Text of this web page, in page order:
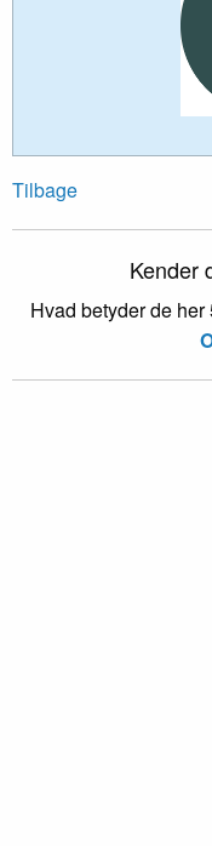
Tilbage
Kender
Hvad betyder de her